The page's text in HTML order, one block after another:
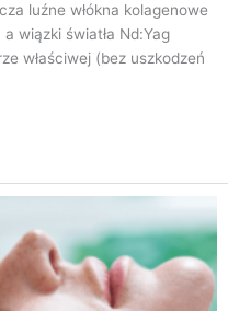
luźne włókna kolagenowe
wiązki światła Nd:Yag
właściwej (bez uszkodzeń